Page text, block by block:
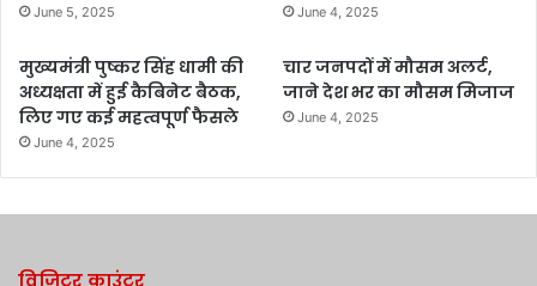
June 5, 2025 June 4, 2025
मुख्यमंत्री पुष्कर सिंह धामी की
अध्यक्षता में हुई कैबिनेट बैठक,
लिए गए कई महत्वपूर्ण फैसले
June 4, 2025
चार जनपदों में मौसम अलर्ट,
जाने देश भर का मौसम मिजाज
June 4, 2025
विजिटर काउंटर